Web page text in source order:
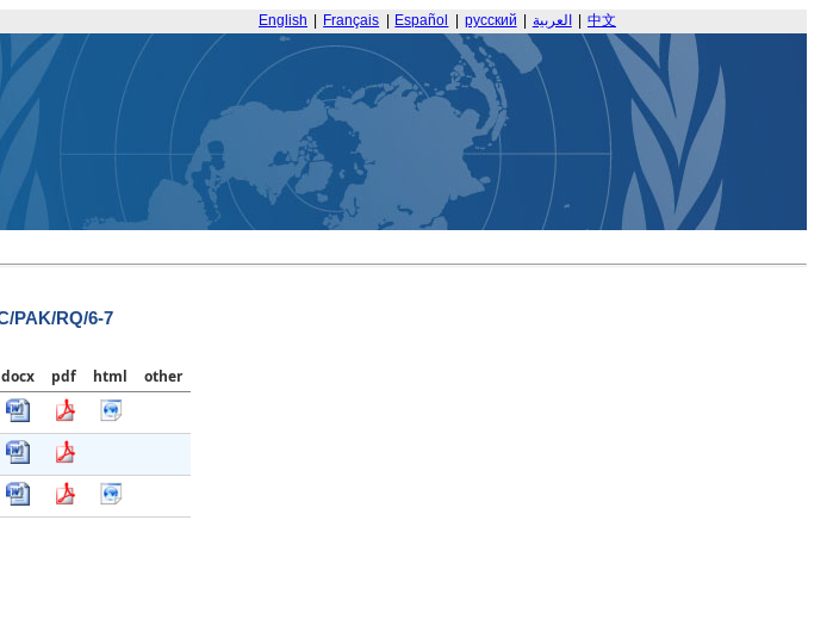
English Français Español русский العربية 中文
PAK/RQ/6-7
docx pdf html
other